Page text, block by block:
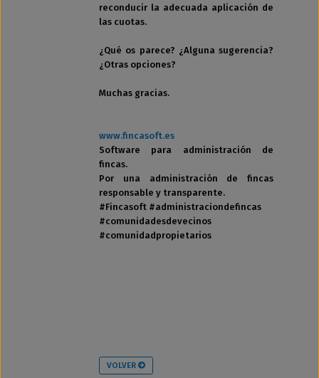
reconducir la adecuada aplicación de
las cuotas.
¿Qué os parece? ¿Alguna sugerencia?
¿Otras opciones?
Muchas gracias.
www.fincasoft.es
Software para administración de
fincas.
Por una administración de fincas
responsable y transparente.
#Fincasoft #administraciondefincas
#comunidadesdevecinos
#comunidadpropietarios
VOLVER